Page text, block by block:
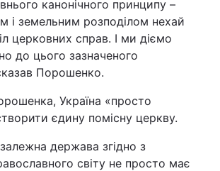
канонічного принципу –
і земельним розподілом нехай
церковних справ. І ми діємо
до цього зазначеного
Порошенко.
Україна «просто
єдину помісну церкву.
держава згідно з
світу не просто має